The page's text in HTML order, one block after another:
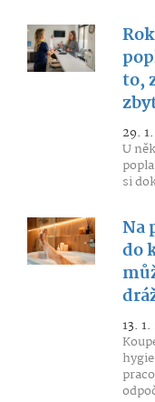
to,
29.
U
si
Na
do
13. 1.